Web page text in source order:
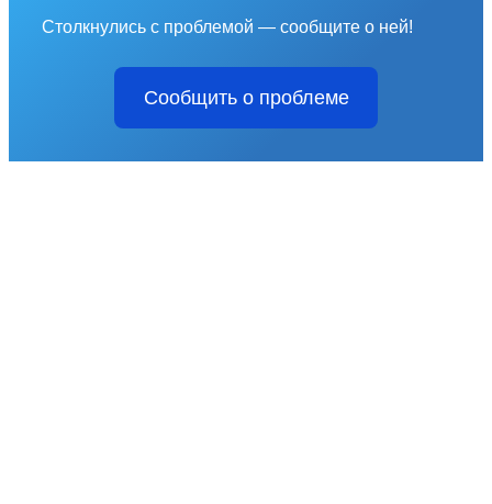
Столкнулись с проблемой — сообщите о ней!
Сообщить о проблеме